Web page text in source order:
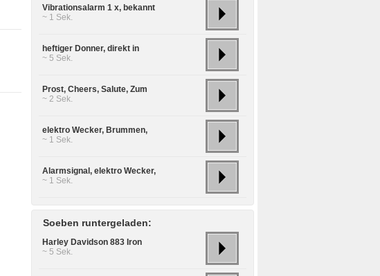
Vibrationsalarm 1 x, bekannt
~ 1 Sek.
heftiger Donner, direkt in
~ 5 Sek.
Prost, Cheers, Salute, Zum
~ 2 Sek.
elektro Wecker, Brummen,
~ 1 Sek.
Alarmsignal, elektro Wecker,
~ 1 Sek.
Soeben runtergeladen:
Harley Davidson 883 Iron
~ 5 Sek.